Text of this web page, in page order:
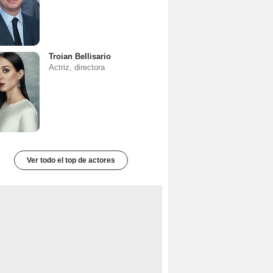
Troian Bellisario
Actriz, directora
Ver todo el top de actores